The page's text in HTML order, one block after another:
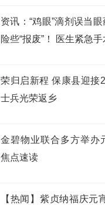
资讯：“鸡眼”滴剂误当
险些“报废”！ 医生紧急
荣归启新程 保康县迎接
士兵光荣返乡
金碧物业联合多方举办
焦点速读
【热闻】紫贞纳福庆元